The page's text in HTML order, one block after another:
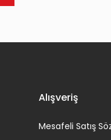
Alışveriş
Mesafeli Satış